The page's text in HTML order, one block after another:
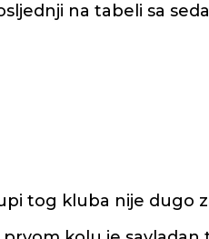
na tabeli sa
tog kluba nije dugo